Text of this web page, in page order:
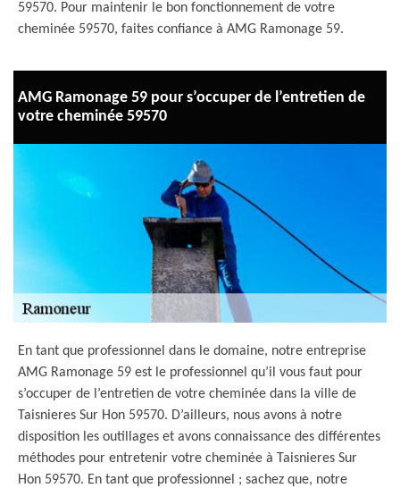
59570. Pour maintenir le bon fonctionnement de votre
cheminée 59570, faites confiance à AMG Ramonage 59.
AMG Ramonage 59 pour s’occuper de l’entretien de
votre cheminée 59570
En tant que professionnel dans le domaine, notre entreprise
AMG Ramonage 59 est le professionnel qu’il vous faut pour
s’occuper de l’entretien de votre cheminée dans la ville de
Taisnieres Sur Hon 59570. D’ailleurs, nous avons à notre
disposition les outillages et avons connaissance des différentes
méthodes pour entretenir votre cheminée à Taisnieres Sur
Hon 59570. En tant que professionnel ; sachez que, notre